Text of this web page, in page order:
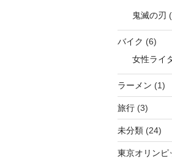
鬼滅の刃
バイク (6)
女性ライ
ラーメン (1)
旅行(3)
未分類(24)
東京オリンピ